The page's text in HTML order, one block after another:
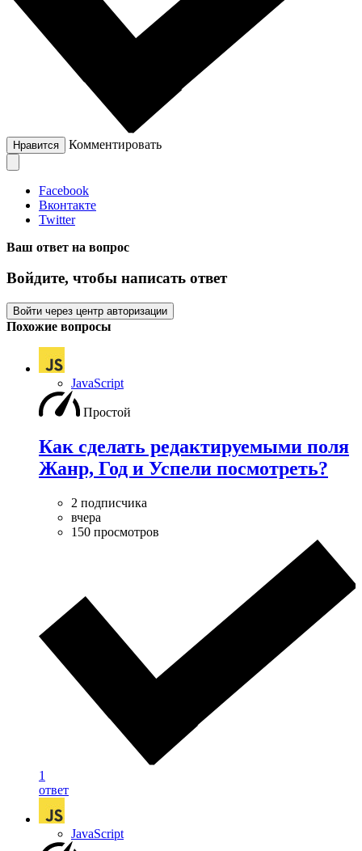
Нравится Комментировать
Facebook
Вконтакте
Twitter
Ваш ответ на вопрос
Войдите, чтобы написать ответ
Войти через центр авторизации
Похожие вопросы
JavaScript
Простой
Как сделать редактируемыми поля
Жанр, Год и Успели посмотреть?
2 подписчика
вчера
150 просмотров
1
ответ
JavaScript